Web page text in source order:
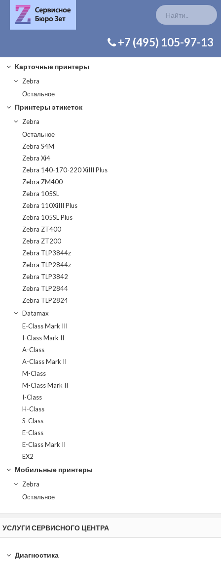
+7 (495) 105-97-13
Карточные принтеры
Zebra
Остальное
Принтеры этикеток
Zebra
Остальное
Zebra S4M
Zebra Xi4
Zebra 140-170-220 XiIII Plus
Zebra ZM400
Zebra 105SL
Zebra 110XiIII Plus
Zebra 105SL Plus
Zebra ZT400
Zebra ZT200
Zebra TLP3844z
Zebra TLP2844z
Zebra TLP3842
Zebra TLP2844
Zebra TLP2824
Datamax
E-Class Mark III
I-Class Mark II
A-Class
A-Class Mark II
M-Class
M-Class Mark II
I-Class
H-Class
S-Class
E-Class
E-Class Mark II
EX2
Мобильные принтеры
Zebra
Остальное
УСЛУГИ СЕРВИСНОГО ЦЕНТРА
Диагностика